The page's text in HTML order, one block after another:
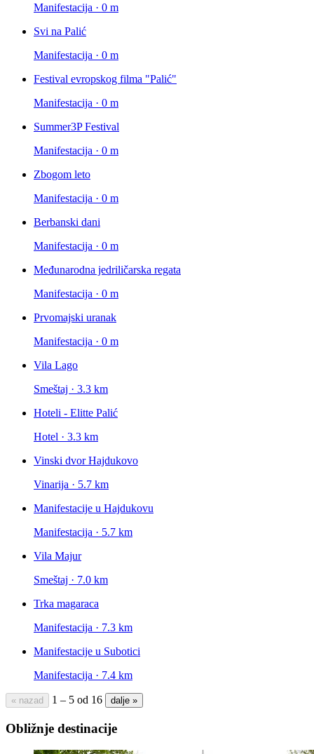
Manifestacija · 0 m
Svi na Palić
Manifestacija · 0 m
Festival evropskog filma "Palić"
Manifestacija · 0 m
Summer3P Festival
Manifestacija · 0 m
Zbogom leto
Manifestacija · 0 m
Berbanski dani
Manifestacija · 0 m
Međunarodna jedriličarska regata
Manifestacija · 0 m
Prvomajski uranak
Manifestacija · 0 m
Vila Lago
Smeštaj · 3.3 km
Hoteli - Elitte Palić
Hotel · 3.3 km
Vinski dvor Hajdukovo
Vinarija · 5.7 km
Manifestacije u Hajdukovu
Manifestacija · 5.7 km
Vila Majur
Smeštaj · 7.0 km
Trka magaraca
Manifestacija · 7.3 km
Manifestacije u Subotici
Manifestacija · 7.4 km
« nazad 1 – 5 od 16 dalje »
Obližnje destinacije